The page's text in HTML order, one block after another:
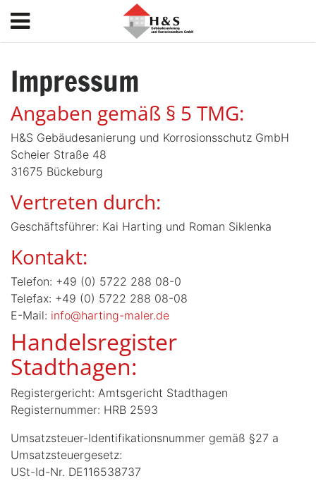
Impressum
Angaben gemäß § 5 TMG:
H&S Gebäudesanierung und Korrosionsschutz GmbH
Scheier Straße 48
31675 Bückeburg
Vertreten durch:
Geschäftsführer: Kai Harting und Roman Siklenka
Kontakt:
Telefon: +49 (0) 5722 288 08-0
Telefax: +49 (0) 5722 288 08-08
E-Mail: info@harting-maler.de
Handelsregister
Stadthagen:
Registergericht: Amtsgericht Stadthagen
Registernummer: HRB 2593
Umsatzsteuer-Identifikationsnummer gemäß §27 a
Umsatzsteuergesetz:
USt-Id-Nr. DE116538737